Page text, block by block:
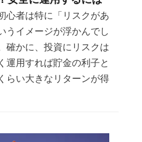
心者は特に「リスクがあ
うイメージが浮かんでし
確かに、投資にリスクは
運用すれば貯金の利子と
らい大きなリターンが得